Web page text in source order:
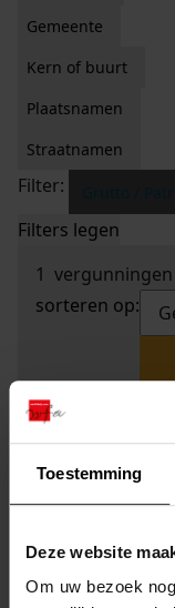
Toestemming
Deze website
Om uw bezoek
Gemeente
Kern of buurt
Plaatsnamen
Straatnamen
Filter:
Filters legen
1 vergunningen
sorteren op: